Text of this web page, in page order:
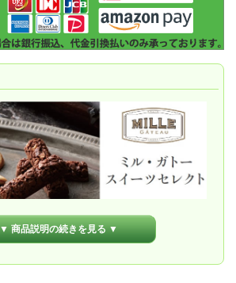
▼ 商品説明の続きを見る ▼